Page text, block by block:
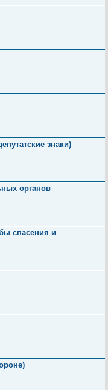
знаки)
органов
спасения и